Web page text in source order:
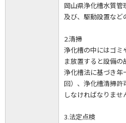
岡山県浄化槽水質管
及び、駆動設置など
2.清掃
浄化槽の中にはゴミ
ま放置すると設備の
浄化槽法に基づき年
回）、浄化槽清掃許
しなければなりませ
3.法定点検